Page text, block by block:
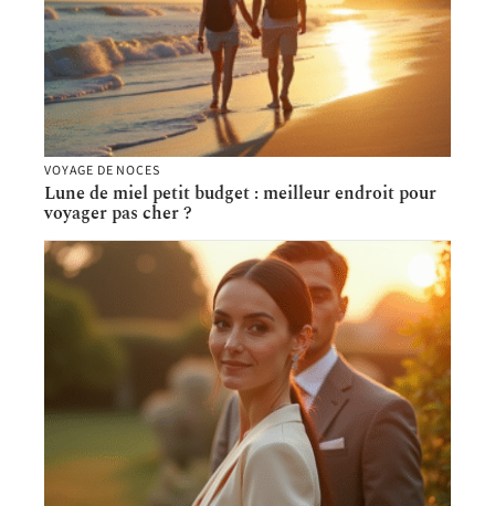
VOYAGE DE NOCES
Lune de miel petit budget : meilleur endroit pour
voyager pas cher ?